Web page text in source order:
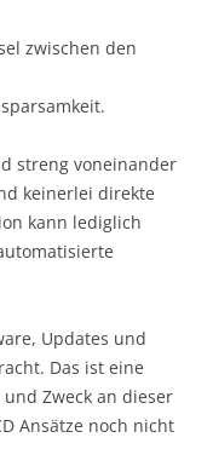
zwischen den
streng voneinander
keinerlei direkte
kann lediglich
Updates und
Das ist eine
Zweck an dieser
Ansätze noch nicht